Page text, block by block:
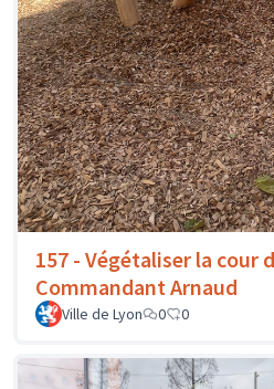
157 - Végétaliser la cour
Commandant Arnaud
Ville de Lyon 0 0